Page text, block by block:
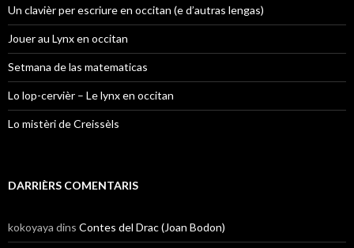
Un clavièr per escriure en occitan (e d’autras lengas)
Jouer au Lynx en occitan
Setmana de las matematicas
Lo lop-cervièr – Le lynx en occitan
Lo mistèri de Creissèls
DARRIÈRS COMENTARIS
kokoyaya dins Contes del Drac (Joan Bodon)